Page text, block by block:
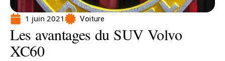
1 juin 2021 Voiture
Les avantages du SUV Volvo
XC60